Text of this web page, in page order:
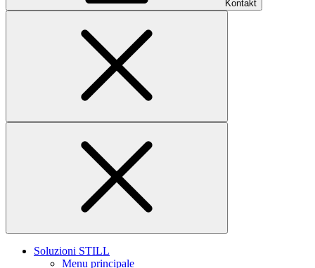
Kontakt
Soluzioni STILL
Menu principale